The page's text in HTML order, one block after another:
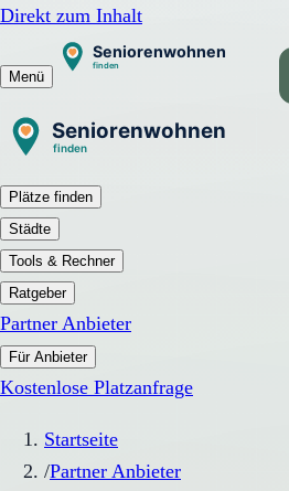
Direkt zum Inhalt
Menü
Plätze finden
Städte
Tools & Rechner
Ratgeber
Partner Anbieter
Für Anbieter
Kostenlose Platzanfrage
Startseite
/Partner Anbieter